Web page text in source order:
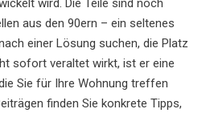
wird. Die Teile sind noch
aus den 90ern – ein seltenes
einer Lösung suchen, die Platz
sofort veraltet wirkt, ist er eine
Sie für Ihre Wohnung treffen
finden Sie konkrete Tipps,